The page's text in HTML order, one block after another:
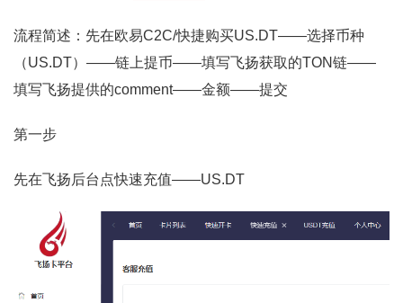
流程简述：先在欧易C2C/快捷购买US.DT——选择币种
（US.DT）——链上提币——填写飞扬获取的TON链——
填写飞扬提供的comment——金额——提交
第一步
先在飞扬后台点快速充值——US.DT